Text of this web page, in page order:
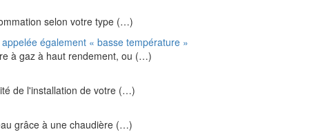
selon votre type (…)
également « basse température »
à gaz à haut rendement, ou (…)
de l'installation de votre (…)
grâce à une chaudière (…)